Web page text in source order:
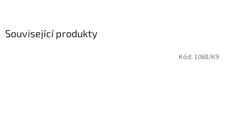
Související produkty
Kód: 1068/K9